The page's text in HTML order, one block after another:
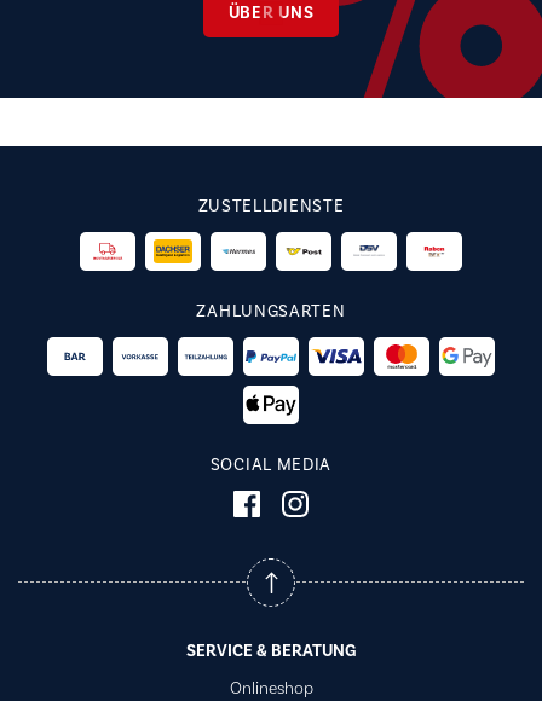
ÜBER UNS
ZUSTELLDIENSTE
ZAHLUNGSARTEN
SOCIAL MEDIA
SERVICE & BERATUNG
Onlineshop